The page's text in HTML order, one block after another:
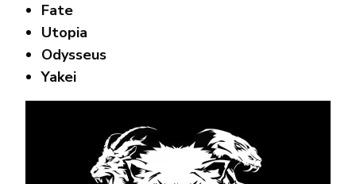
Fate
Utopia
Odysseus
Yakei